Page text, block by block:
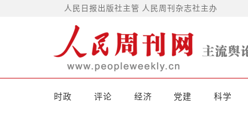
人民日报出版社主管 人民周刊杂志社主办
时政 评论 经济 党建 科学